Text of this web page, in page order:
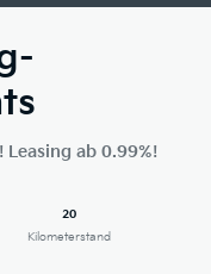
ab 0.99%!
20
Kilometerstand